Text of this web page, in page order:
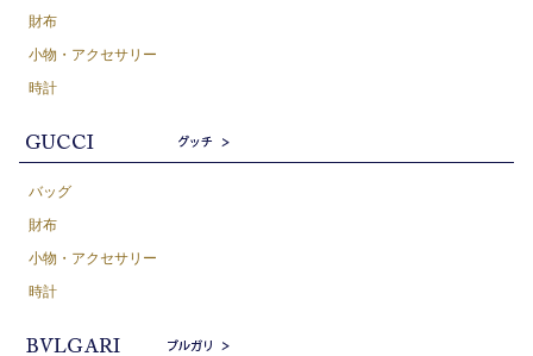
財布
小物・アクセサリー
時計
バッグ
財布
小物・アクセサリー
時計